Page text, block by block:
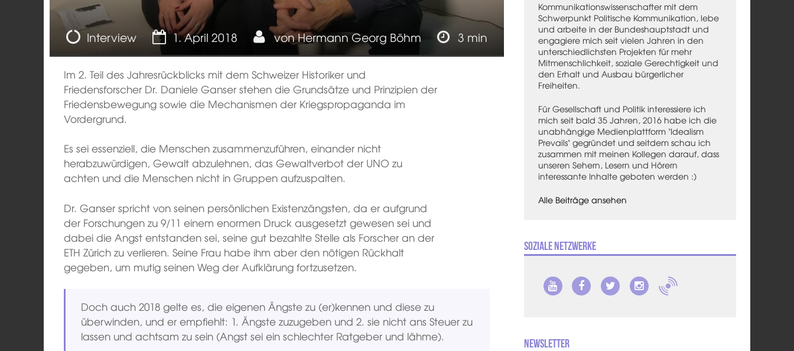
Gesellschaft
Interview 1. April 2018 vonHermann Georg Böhm 3 min
Im 2. Teil des Jahresrückblicks mit dem Schweizer Historiker und
Friedensforscher Dr. Daniele Ganser stehen die Grundsätze und Prinzipien der
Friedensbewegung sowie die Mechanismen der Kriegspropaganda im
Vordergrund.
Es sei essenziell, die Menschen zusammenzuführen, einander nicht
herabzuwürdigen, Gewalt abzulehnen, das Gewaltverbot der UNO zu
achten und die Menschen nicht in Gruppen aufzuspalten.
Dr. Ganser spricht von seinen persönlichen Existenzängsten, da er aufgrund
der Forschungen zu 9/11 einem enormen Druck ausgesetzt gewesen sei und
dabei die Angst entstanden sei, seine gut bezahlte Stelle als Forscher an der
ETH Zürich zu verlieren. Seine Frau habe ihm aber den nötigen Rückhalt
gegeben, um mutig seinen Weg der Aufklärung fortzusetzen.
Doch auch 2018 gelte es, die eigenen Ängste zu (er)kennen und diese zu
überwinden, und er empfiehlt: 1. Ängste zuzugeben und 2. sie nicht ans Steuer zu
lassen und achtsam zu sein (Angst sei ein schlechter Ratgeber und lähme).
Kommunikationswissenschafter mit dem
Schwerpunkt Politische Kommunikation, lebe
und arbeite in der Bundeshauptstadt und
engagiere mich seit vielen Jahren in den
unterschiedlichsten Projekten für mehr
Mitmenschlichkeit, soziale Gerechtigkeit und
den Erhalt und Ausbau bürgerlicher
Freiheiten.
Für Gesellschaft und Politik interessiere ich
mich seit bald 35 Jahren, 2016 habe ich die
unabhängige Medienplattform "Idealism
Prevails" gegründet und seitdem schau ich
zusammen mit meinen Kollegen darauf, dass
unseren Sehern, Lesern und Hörern
interessante Inhalte geboten werden :)
Alle Beiträge ansehen
Soziale Netzwerke
Newsletter